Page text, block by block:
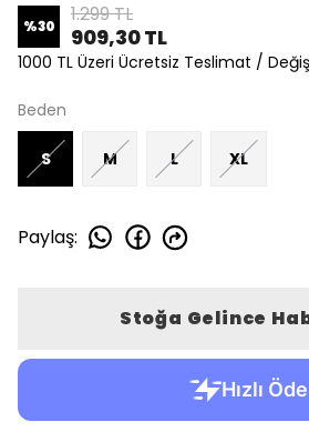
%30 1.299 TL
909,30 TL
1000 TL Üzeri Ücretsiz Teslimat /
Beden
S M L XL
Paylaş:
Stoğa Gelince